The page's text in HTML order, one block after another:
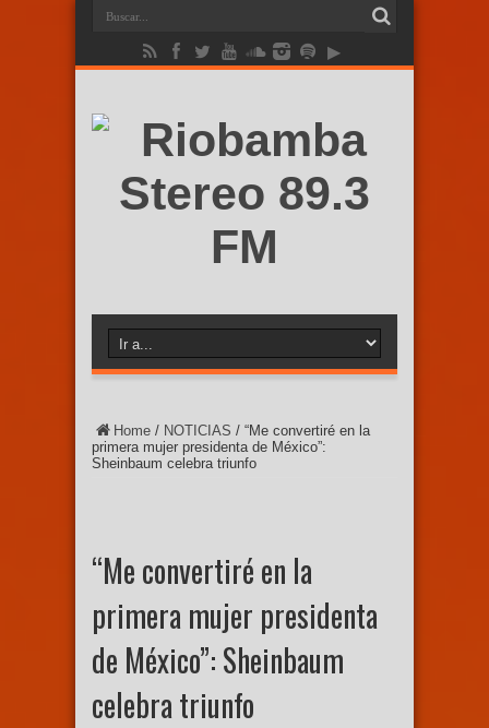
Home / NOTICIAS / “Me convertiré en la
primera mujer presidenta de México”:
Sheinbaum celebra triunfo
“Me convertiré en la
primera mujer presidenta
de México”: Sheinbaum
celebra triunfo